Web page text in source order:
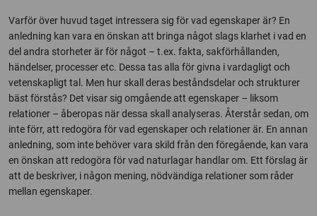
Varför över huvud taget intressera sig för vad egenskaper är? En
anledning kan vara en önskan att bringa något slags klarhet i vad en
del andra storheter är för något – t.ex. fakta, sakförhållanden,
händelser, processer etc. Dessa tas alla för givna i vardagligt och
vetenskapligt tal. Men hur skall deras beståndsdelar och strukturer
bäst förstås? Det visar sig omgående att egenskaper – liksom
relationer – åberopas när dessa skall analyseras. Återstår sedan, om
inte förr, att redogöra för vad egenskaper och relationer är. En annan
anledning, som inte behöver vara skild från den föregående, kan vara
en önskan att redogöra för vad naturlagar handlar om. Ett förslag är
att de beskriver, i någon mening, nödvändiga relationer som råder
mellan egenskaper.